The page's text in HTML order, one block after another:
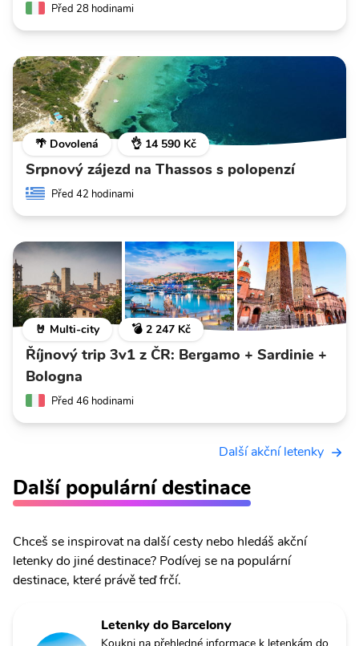
Před 28 hodinami
🌴 Dovolená 👌 14 590 Kč
Srpnový zájezd na Thassos s polopenzí
Před 42 hodinami
🤘 Multi-city 💣 2 247 Kč
Říjnový trip 3v1 z ČR: Bergamo + Sardinie +
Bologna
Před 46 hodinami
Další akční letenky
Další populární destinace
Chceš se inspirovat na další cesty nebo hledáš akční
letenky do jiné destinace? Podívej se na populární
destinace, které právě teď frčí.
Letenky do Barcelony